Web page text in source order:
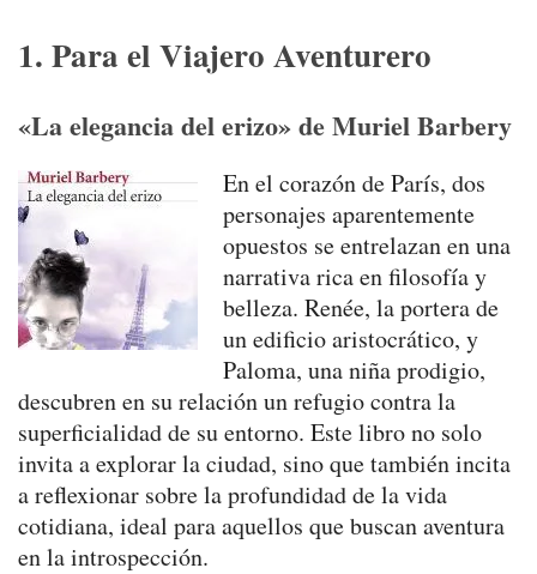
1. Para el Viajero Aventurero
«La elegancia del erizo» de Muriel Barbery
En el corazón de París, dos
personajes aparentemente
opuestos se entrelazan en una
narrativa rica en filosofía y
belleza. Renée, la portera de
un edificio aristocrático, y
Paloma, una niña prodigio,
descubren en su relación un refugio contra la
superficialidad de su entorno. Este libro no solo
invita a explorar la ciudad, sino que también incita
a reflexionar sobre la profundidad de la vida
cotidiana, ideal para aquellos que buscan aventura
en la introspección.